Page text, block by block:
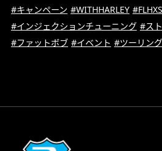
#キャンペーン #WITHHARLEY #FLHXS
#インジェクションチューニング #ス
#ファットボブ #イベント #ツーリング